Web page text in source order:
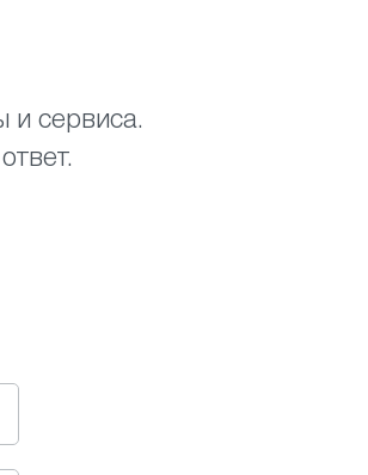
и сервиса.